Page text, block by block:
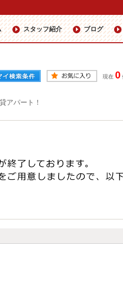
スタッフ紹介 ブログ
現在 0
アパート！